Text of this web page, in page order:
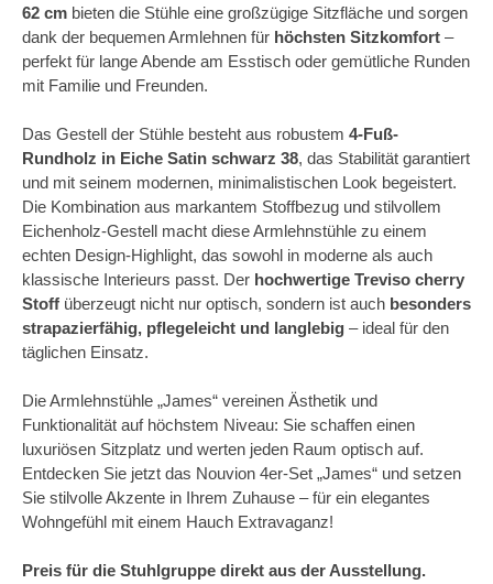
62 cm bieten die Stühle eine großzügige Sitzfläche und sorgen
dank der bequemen Armlehnen für höchsten Sitzkomfort –
perfekt für lange Abende am Esstisch oder gemütliche Runden
mit Familie und Freunden.
Das Gestell der Stühle besteht aus robustem 4-Fuß-
Rundholz in Eiche Satin schwarz 38, das Stabilität garantiert
und mit seinem modernen, minimalistischen Look begeistert.
Die Kombination aus markantem Stoffbezug und stilvollem
Eichenholz-Gestell macht diese Armlehnstühle zu einem
echten Design-Highlight, das sowohl in moderne als auch
klassische Interieurs passt. Der hochwertige Treviso cherry
Stoff überzeugt nicht nur optisch, sondern ist auch besonders
strapazierfähig, pflegeleicht und langlebig – ideal für den
täglichen Einsatz.
Die Armlehnstühle „James“ vereinen Ästhetik und
Funktionalität auf höchstem Niveau: Sie schaffen einen
luxuriösen Sitzplatz und werten jeden Raum optisch auf.
Entdecken Sie jetzt das Nouvion 4er-Set „James“ und setzen
Sie stilvolle Akzente in Ihrem Zuhause – für ein elegantes
Wohngefühl mit einem Hauch Extravaganz!
Preis für die Stuhlgruppe direkt aus der Ausstellung.